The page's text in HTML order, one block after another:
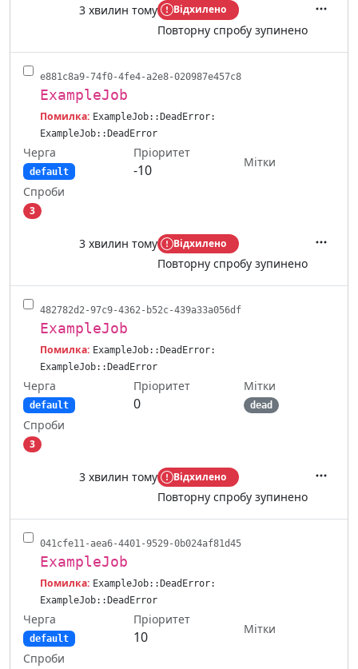
3 хвилин тому Відхилено
Повторну спробу зупинено
e881c8a9-74f0-4fe4-a2e8-020987e457c8
ExampleJob
Помилка: ExampleJob::DeadError:
ExampleJob::DeadError
Черга
default
Пріоритет
-10
Мітки
Спроби
3
3 хвилин тому Відхилено
Повторну спробу зупинено
482782d2-97c9-4362-b52c-439a33a056df
ExampleJob
Помилка: ExampleJob::DeadError:
ExampleJob::DeadError
Черга
default
Пріоритет
0
Мітки
dead
Спроби
3
3 хвилин тому Відхилено
Повторну спробу зупинено
041cfe11-aea6-4401-9529-0b024af81d45
ExampleJob
Помилка: ExampleJob::DeadError:
ExampleJob::DeadError
Черга
default
Пріоритет
10
Мітки
Спроби